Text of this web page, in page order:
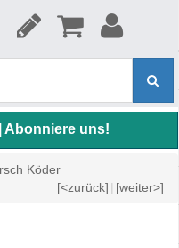
Abonniere uns!
Köder
[<zurück] | [weiter>]